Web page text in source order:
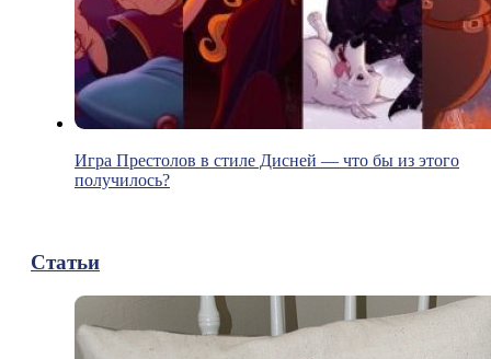
Игра Престолов в стиле Дисней — что бы из этого
получилось?
Статьи